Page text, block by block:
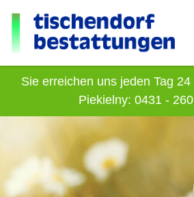
Sie erreichen uns jeden Tag
Piekielny: 0431 -